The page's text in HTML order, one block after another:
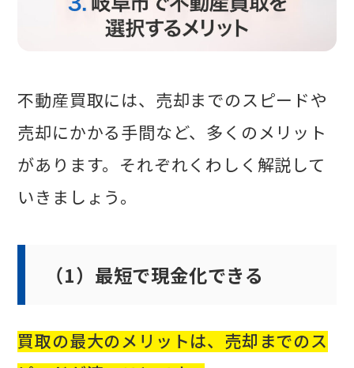
不動産買取には、売却までのスピードや
売却にかかる手間など、多くのメリット
があります。それぞれくわしく解説して
いきましょう。
（1）最短で現金化できる
買取の最大のメリットは、売却までのス